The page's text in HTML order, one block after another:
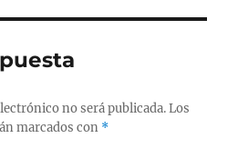
no será publicada. Los
marcados con *